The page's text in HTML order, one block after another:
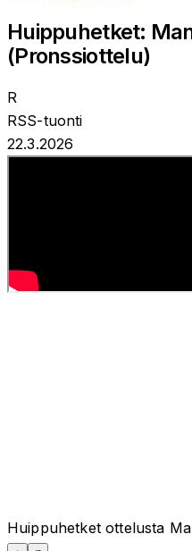
Huippuhetket:
(Pronssiottelu)
R
RSS-tuonti
22.3.2026
Huippuhetket ottelusta